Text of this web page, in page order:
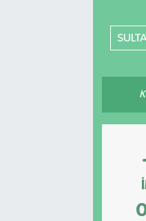
SOSYAL YARDIMLAR